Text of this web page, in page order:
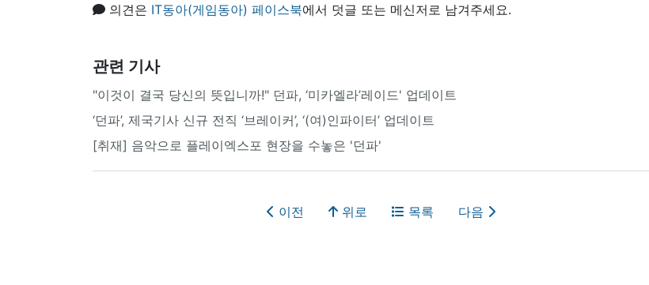
의견은 IT동아(게임동아) 페이스북에서 덧글 또는 메신저로 남겨주세요.
관련 기사
"이것이 결국 당신의 뜻입니까!" 던파, ‘미카엘라’레이드' 업데이트
‘던파’, 제국기사 신규 전직 ‘브레이커’, ‘(여)인파이터’ 업데이트
[취재] 음악으로 플레이엑스포 현장을 수놓은 '던파'
이전 위로 목록 다음